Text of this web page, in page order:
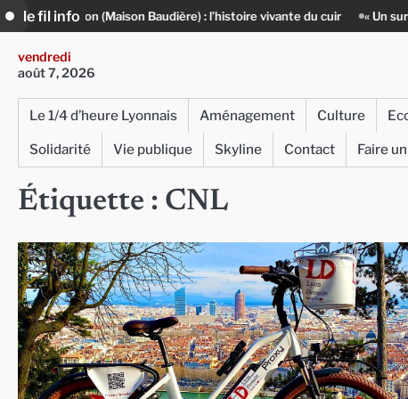
Skip
to
content
le fil info
Lyon (Maison Baudière) : l’histoire vivante du cuir « Un sur un million
vendredi
août 7, 2026
Le 1/4 d’heure Lyonnais Aménagement Culture
Solidarité
Vie publique Skyline Contact Faire
Étiquette : CNL